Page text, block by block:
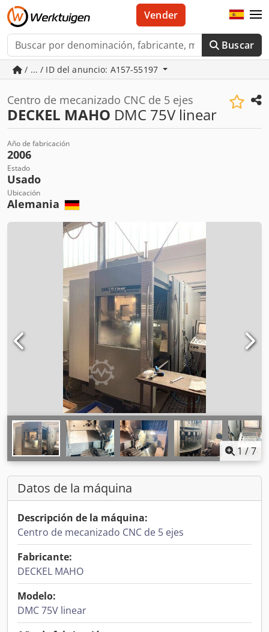
Buscar
Vender
/ ... / ID del anuncio: A157-55197
Centro de mecanizado CNC de 5 ejes
DECKEL MAHO DMC 75V linear
Año de fabricación
2006
Estado
Usado
Ubicación
Alemania
1 /7
Datos de la máquina
Descripción de la máquina:
Centro de mecanizado CNC de 5 ejes
Fabricante:
DECKEL MAHO
Modelo:
DMC 75V linear